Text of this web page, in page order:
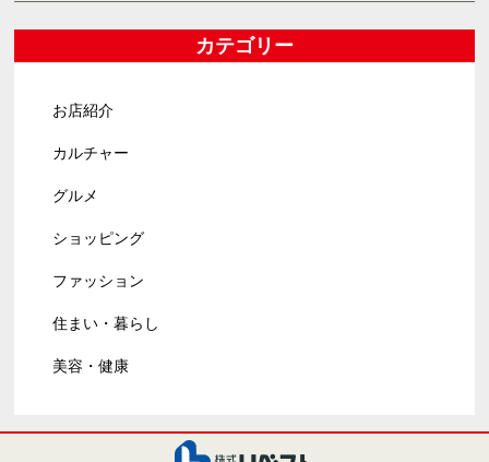
カテゴリー
お店紹介
カルチャー
グルメ
ショッピング
ファッション
住まい・暮らし
美容・健康